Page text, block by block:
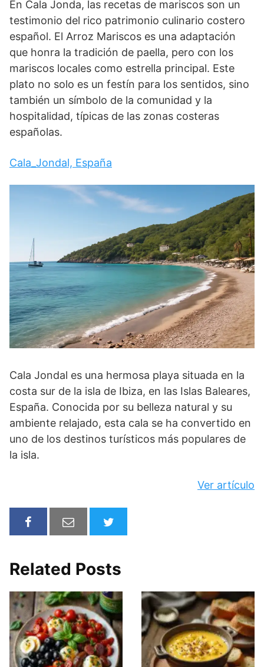
En Cala Jonda, las recetas de mariscos son un
testimonio del rico patrimonio culinario costero
español. El Arroz Mariscos es una adaptación
que honra la tradición de paella, pero con los
mariscos locales como estrella principal. Este
plato no solo es un festín para los sentidos, sino
también un símbolo de la comunidad y la
hospitalidad, típicas de las zonas costeras
españolas.
Cala_Jondal, España
Cala Jondal es una hermosa playa situada en la
costa sur de la isla de Ibiza, en las Islas Baleares,
España. Conocida por su belleza natural y su
ambiente relajado, esta cala se ha convertido en
uno de los destinos turísticos más populares de
la isla.
Ver artículo
Related Posts